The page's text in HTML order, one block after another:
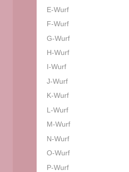
E-Wurf
F-Wurf
G-Wurf
H-Wurf
I-Wurf
J-Wurf
K-Wurf
L-Wurf
M-Wurf
N-Wurf
O-Wurf
P-Wurf